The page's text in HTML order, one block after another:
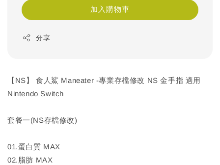
加入購物車
分享
【NS】 食人鯊 Maneater -專業存檔修改 NS 金手指 適用
Nintendo Switch
套餐一(NS存檔修改)
01.蛋白質 MAX
02.脂肪 MAX